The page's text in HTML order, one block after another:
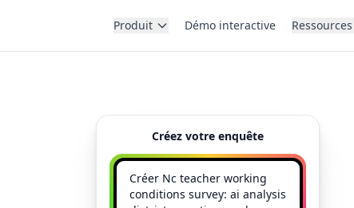
Produit Démo interactive Ressources
Créez votre enquête